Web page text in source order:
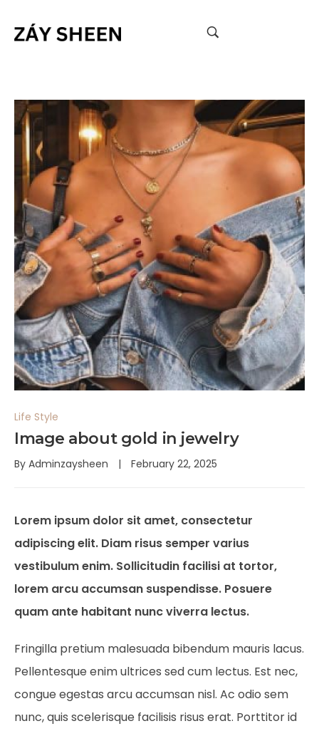
Life Style
Image about gold in jewelry
By Adminzaysheen February 22, 2025
Lorem ipsum dolor sit amet, consectetur
adipiscing elit. Diam risus semper varius
vestibulum enim. Sollicitudin facilisi at tortor,
lorem arcu accumsan suspendisse. Posuere
quam ante habitant nunc viverra lectus.
Fringilla pretium malesuada bibendum mauris lacus.
Pellentesque enim ultrices sed cum lectus. Est nec,
congue egestas arcu accumsan nisl. Ac odio sem
nunc, quis scelerisque facilisis risus erat. Porttitor id